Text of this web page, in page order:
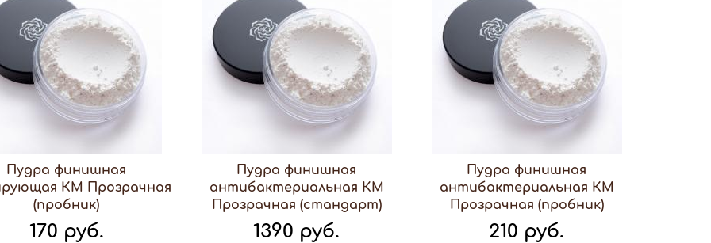
Пудра финишная
КМ Прозрачная
(пробник)
170 руб.
Пудра финишная
антибактериальная КМ
Прозрачная (стандарт)
1390 руб.
Пудра финишная
антибактериальная КМ
Прозрачная (пробник)
210 руб.